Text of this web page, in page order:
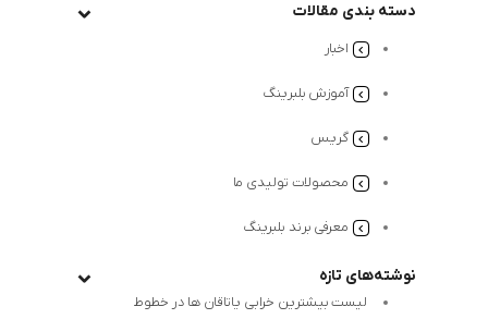
دسته بندی مقالات
اخبار
آموزش بلبرینگ
گریس
محصولات تولیدی ما
معرفی برند بلبرینگ
نوشته‌های تازه
لیست بیشترین خرابی‌ یاتاقان ها در خطوط